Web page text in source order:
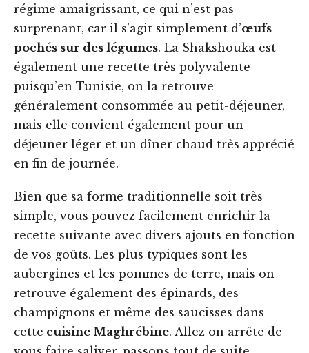
régime amaigrissant, ce qui n’est pas
surprenant, car il s’agit simplement d’œufs
pochés sur des légumes. La Shakshouka est
également une recette très polyvalente
puisqu’en Tunisie, on la retrouve
généralement consommée au petit-déjeuner,
mais elle convient également pour un
déjeuner léger et un dîner chaud très apprécié
en fin de journée.
Bien que sa forme traditionnelle soit très
simple, vous pouvez facilement enrichir la
recette suivante avec divers ajouts en fonction
de vos goûts. Les plus typiques sont les
aubergines et les pommes de terre, mais on
retrouve également des épinards, des
champignons et même des saucisses dans
cette cuisine Maghrébine. Allez on arrête de